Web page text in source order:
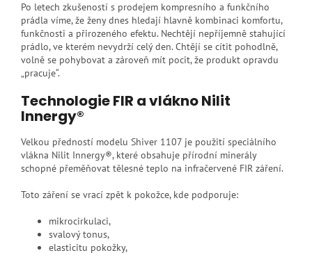
Po letech zkušeností s prodejem kompresního a funkčního
prádla víme, že ženy dnes hledají hlavně kombinaci komfortu,
funkčnosti a přirozeného efektu. Nechtějí nepříjemně stahující
prádlo, ve kterém nevydrží celý den. Chtějí se cítit pohodlně,
volně se pohybovat a zároveň mít pocit, že produkt opravdu
„pracuje“.
Technologie FIR a vlákno Nilit
Innergy®
Velkou předností modelu Shiver 1107 je použití speciálního
vlákna Nilit Innergy®, které obsahuje přírodní minerály
schopné přeměňovat tělesné teplo na infračervené FIR záření.
Toto záření se vrací zpět k pokožce, kde podporuje:
mikrocirkulaci,
svalový tonus,
elasticitu pokožky,